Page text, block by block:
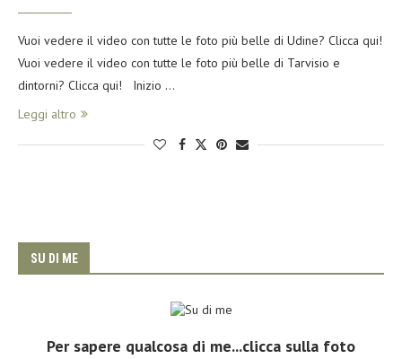
Vuoi vedere il video con tutte le foto più belle di Udine? Clicca qui!
Vuoi vedere il video con tutte le foto più belle di Tarvisio e
dintorni? Clicca qui! Inizio …
Leggi altro
SU DI ME
Per sapere qualcosa di me...clicca sulla foto